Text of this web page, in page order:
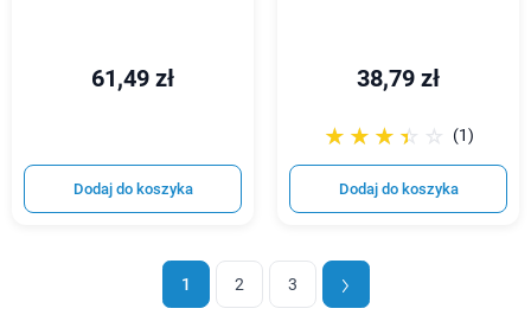
61,49 zł
Dodaj do koszyka
38,79 zł
☆☆☆☆☆
★★★★★ (1)
Dodaj do koszyka
1 2 3